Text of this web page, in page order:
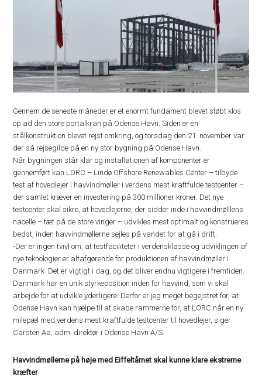
Gennem de seneste måneder er et enormt fundament blevet støbt klos
op ad den store portalkran på Odense Havn. Siden er en
stålkonstruktion blevet rejst omkring, og torsdag den 21. november var
der så rejsegilde på en ny stor bygning på Odense Havn.
Når bygningen står klar og installationen af komponenter er
gennemført kan LORC – Lindø Offshore Renewables Center – tilbyde
test af hovedlejer i havvindmøller i verdens mest kraftfulde testcenter –
der samlet kræver en investering på 300 millioner kroner. Det nye
testcenter skal sikre, at hovedlejerne, der sidder inde i havvindmølllens
nacelle – tæt på de store vinger – udvikles mest optimalt og konstrueres
bedst, inden havvindmøllerne sejles på vandet for at gå i drift.
-Der er ingen tvivl om, at testfaciliteter i verdensklasse og udviklingen af
nye teknologier er altafgørende for produktionen af havvindmøller i
Danmark. Det er vigtigt i dag, og det bliver endnu vigtigere i fremtiden.
Danmark har en unik styrkeposition inden for havvind, som vi skal
arbejde for at udvikle yderligere. Derfor er jeg meget begejstret for, at
Odense Havn kan hjælpe til at skabe rammerne for, at LORC når en ny
milepæl med verdens mest kraftfulde testcenter til hovedlejer, siger
Carsten Aa, adm. direktør i Odense Havn A/S.
Havvindmøllerne på høje med Eiffeltårnet skal kunne klare ekstreme
kræfter